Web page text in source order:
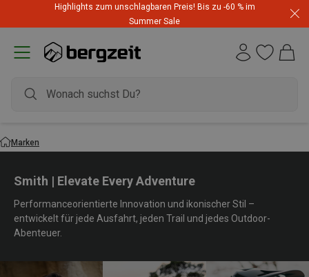
Highlights zum unschlagbaren Preis! Bis zu -60 % im
Summer Sale
Marken
Smith | Elevate Every Adventure
Performanceorientierte Innovation und ikonischer Stil –
entwickelt für jede Ausfahrt, jeden Trail und jedes Outdoor-
Abenteuer.